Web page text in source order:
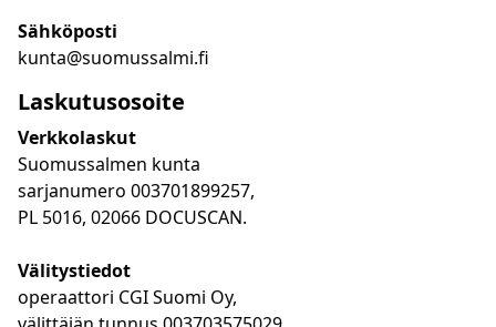
Sähköposti
kunta@suomussalmi.fi
Laskutusosoite
Verkkolaskut
Suomussalmen kunta
sarjanumero 003701899257,
PL 5016, 02066 DOCUSCAN.
Välitystiedot
operaattori CGI Suomi Oy,